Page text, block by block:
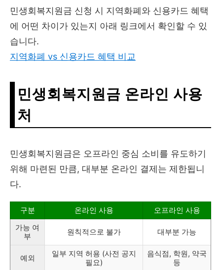
민생회복지원금 신청 시 지역화폐와 신용카드 혜택
에 어떤 차이가 있는지 아래 링크에서 확인할 수 있
습니다.
지역화폐 vs 신용카드 혜택 비교
민생회복지원금 온라인 사용
처
민생회복지원금은 오프라인 중심 소비를 유도하기
위해 마련된 만큼, 대부분 온라인 결제는 제한됩니
다.
구분 온라인 사용
오프라인 사용
가능 여
부
원칙적으로 불가 대부분 가능
예외
일부 지역 허용 (사전 공지
필요)
음식점, 학원, 약국
등